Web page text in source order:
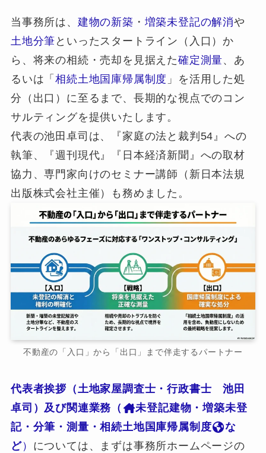
当事務所は、 建物の新築 ・ 増築未登記の解消や
土地分筆 といったスタートライン（入口）か
ら、将来の相続・売却を見据えた確定測量、あ
るいは「相続土地国庫帰属制度 」を活用した処
分（出口）に至るまで、長期的な視点でのコン
サルティングを提供いたします。
代表の池田卓司は、『家庭の法と裁判54』への
執筆、『週刊現代』『日本経済新聞』への取材
協力、専門家向けのセミナー講師（新日本法規
出版株式会社主催）も務めました。
不動産の「入口」から「出口」まで伴走するパートナー
代表者挨拶（土地家屋調査士・行政書士 池田
卓司）及び関連業務（
未登記建物・増築未登
記・分筆・測量・相続土地国庫帰属制度
な
ど） については、まずは事務所ホームページの